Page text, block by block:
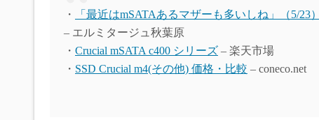
y
do
n
・
「最近はmSATAあるマザーも多いしね」（5/
– エルミタージュ秋葉原
・ Crucial mSATA c400 シリーズ – 楽天市場
・ SSD Crucial m4(その他) 価格・比較 – coneco.net